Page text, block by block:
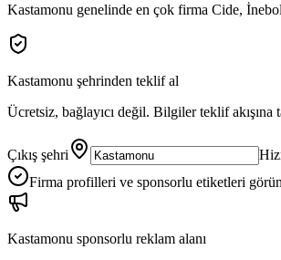
Kastamonu genelinde en çok firma Cide,
Kastamonu şehrinden teklif al
Ücretsiz, bağlayıcı değil. Bilgiler teklif akışına
Çıkış şehri
Firma profilleri ve sponsorlu etiketleri
Kastamonu sponsorlu reklam alanı